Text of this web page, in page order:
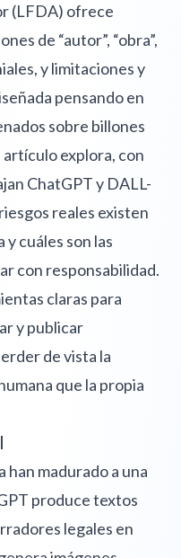
(LFDA) ofrece
de “autor”, “obra”,
y limitaciones y
pensando en
sobre billones
artículo explora, con
ChatGPT y DALL-
reales existen
cuáles son las
con responsabilidad.
claras para
y publicar
de vista la
que la propia
han madurado a una
produce textos
legales en